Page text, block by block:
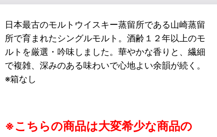
日本最古のモルトウイスキー蒸留所である山崎蒸留
所で育まれたシングルモルト。酒齢１２年以上のモ
ルトを厳選・吟味しました。華やかな香りと、繊細
で複雑、深みのある味わいで心地よい余韻が続く。
※箱なし
※こちらの商品は大変希少な商品の